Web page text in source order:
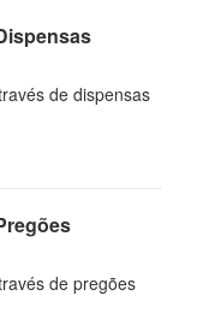
de dispensas
de pregões